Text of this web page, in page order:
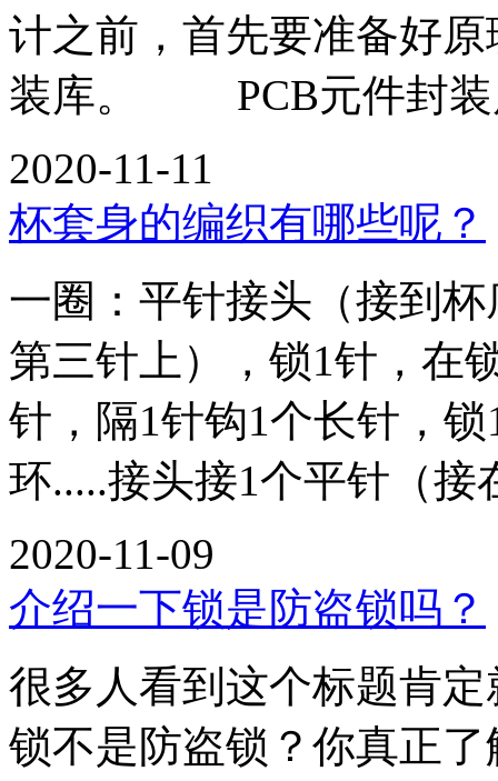
计之前，首先要准备好
装库。 PCB元件封装
2020-11-11
杯套身的编织有哪些呢？
一圈：平针接头（接到
第三针上），锁1针，在
针，隔1针钩1个长针，
环.....接头接1个平针（
2020-11-09
介绍一下锁是防盗锁吗？
很多人看到这个标题肯
锁不是防盗锁？你真正